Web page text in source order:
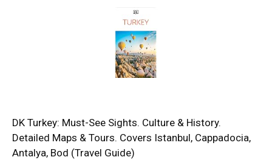
DK Turkey: Must-See Sights. Culture & History.
Detailed Maps & Tours. Covers Istanbul, Cappadocia,
Antalya, Bod (Travel Guide)